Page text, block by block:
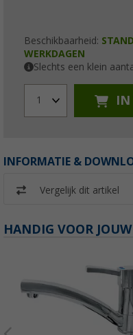
Beschikbaarheid:
WERKDAGEN
Slechts een klein
1 IN
INFORMATIE &
Vergelijk dit artikel
HANDIG VOOR